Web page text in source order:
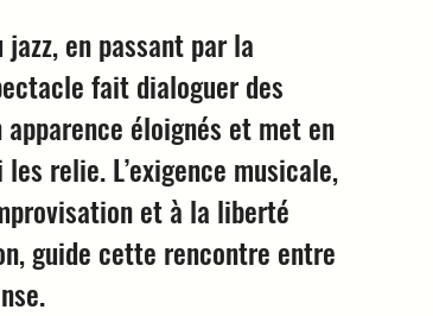
jazz, en passant par la
fait dialoguer des
éloignés et met en
relie. L’exigence musicale,
et à la liberté
guide cette rencontre entre